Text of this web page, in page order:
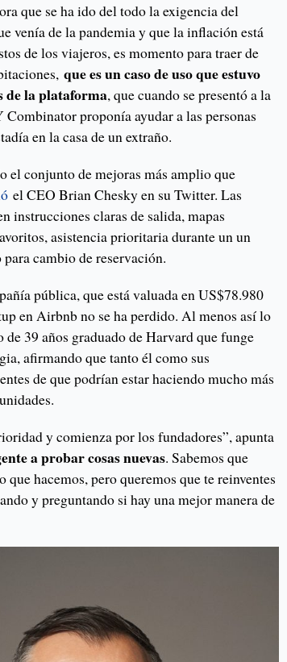
que se ha ido del todo la exigencia del
venía de la pandemia y que la inflación está
de los viajeros, es momento para traer de
que es un caso de uso que estuvo
de la plataforma, que cuando se presentó a la
Combinator proponía ayudar a las personas
en la casa de un extraño.
el conjunto de mejoras más amplio que
el CEO Brian Chesky en su Twitter. Las
instrucciones claras de salida, mapas
asistencia prioritaria durante un un
cambio de reservación.
pública, que está valuada en US$78.980
en Airbnb no se ha perdido. Al menos así lo
39 años graduado de Harvard que funge
afirmando que tanto él como sus
de que podrían estar haciendo mucho más
y comienza por los fundadores”, apunta
a probar cosas nuevas. Sabemos que
hacemos, pero queremos que te reinventes
y preguntando si hay una mejor manera de